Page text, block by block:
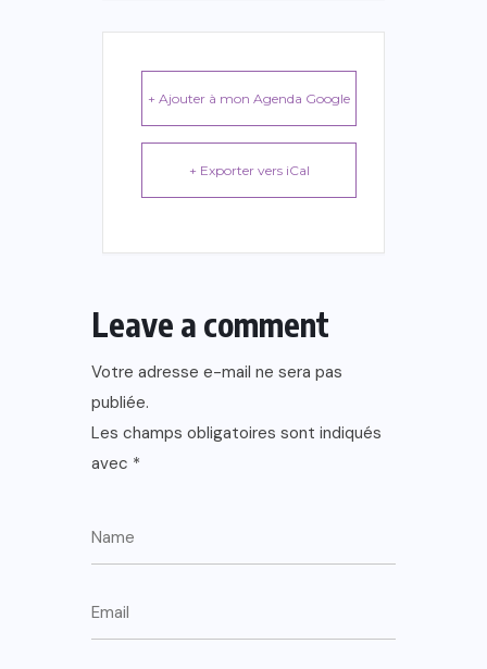
+ Ajouter à mon Agenda Google
+ Exporter vers iCal
Leave a comment
Votre adresse e-mail ne sera pas
publiée.
Les champs obligatoires sont indiqués
avec *